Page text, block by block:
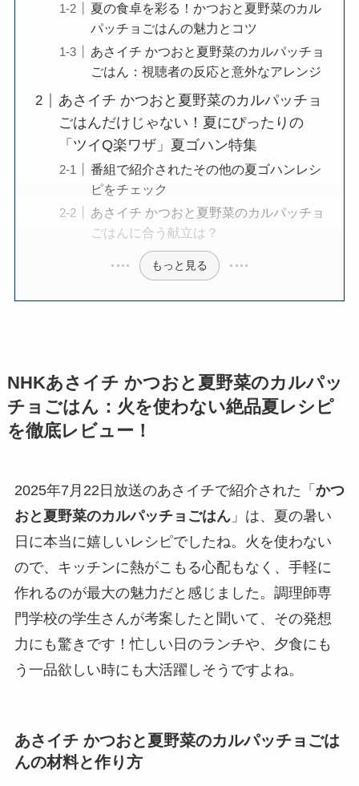
夏の食卓を彩る！かつおと夏野菜のカル
パッチョごはんの魅力とコツ
あさイチ かつおと夏野菜のカルパッチョ
ごはん：視聴者の反応と意外なアレンジ
あさイチ かつおと夏野菜のカルパッチョ
ごはんだけじゃない！夏にぴったりの
「ツイQ楽ワザ」夏ゴハン特集
番組で紹介されたその他の夏ゴハンレシ
ピをチェック
あさイチ かつおと夏野菜のカルパッチョ
ごはんに合う献立は？
もっと見る
NHKあさイチ かつおと夏野菜のカルパッ
チョごはん：火を使わない絶品夏レシピ
を徹底レビュー！
2025年7月22日放送のあさイチで紹介された「 かつ
おと夏野菜のカルパッチョごはん」は、夏の暑い
日に本当に嬉しいレシピでしたね。火を使わない
ので、キッチンに熱がこもる心配もなく、手軽に
作れるのが最大の魅力だと感じました。調理師専
門学校の学生さんが考案したと聞いて、その発想
力にも驚きです！忙しい日のランチや、夕食にも
う一品欲しい時にも大活躍しそうですよね。
あさイチ かつおと夏野菜のカルパッチョごは
んの材料と作り方